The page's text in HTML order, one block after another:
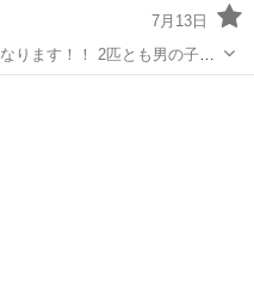
7月13日
匹とも男の子に